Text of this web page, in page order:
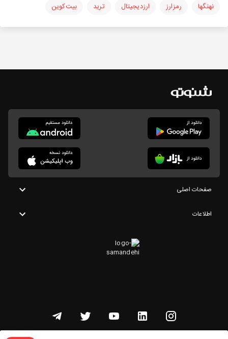
نهنگها رمزارز ارزدیجیتال ترید بیت‌کوین
صفحات اصلی
اطلاعات